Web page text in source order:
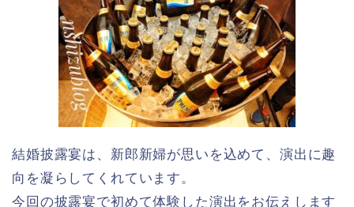
結婚披露宴は、新郎新婦が思いを込めて、演出に趣
向を凝らしてくれています。
今回の披露宴で初めて体験した演出をお伝えします